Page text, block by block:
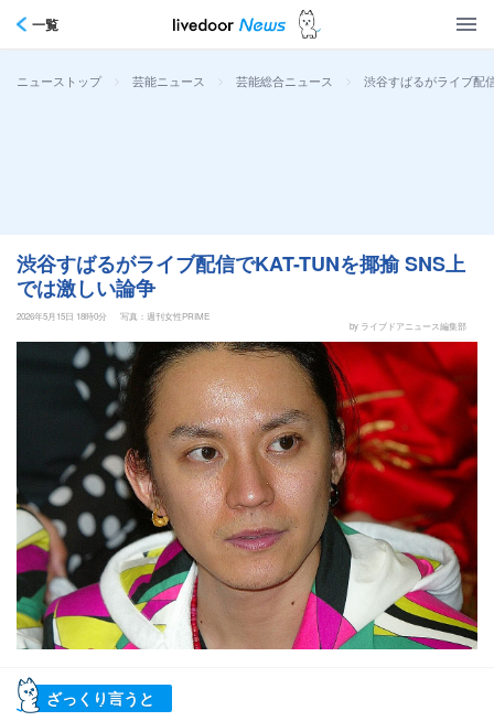
一覧
ニューストップ > 芸能ニュース > 芸能総合ニュース > 渋谷すばるがライブ配
渋谷すばるがライブ配信でKAT-TUNを揶揄 SNS上
では激しい論争
2026年5月15日 18時0分
写真：週刊女性PRIME
by ライブドアニュース編集部
ざっくり言うと